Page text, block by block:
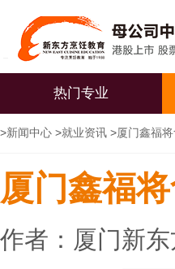
热门专业
>新闻中心 >就业资讯 >厦门鑫福
厦门鑫福
作者：厦门新